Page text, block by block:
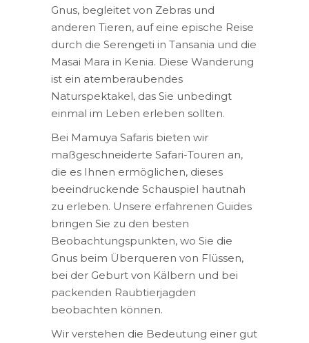
Gnus, begleitet von Zebras und
anderen Tieren, auf eine epische Reise
durch die Serengeti in Tansania und die
Masai Mara in Kenia. Diese Wanderung
ist ein atemberaubendes
Naturspektakel, das Sie unbedingt
einmal im Leben erleben sollten.
Bei Mamuya Safaris bieten wir
maßgeschneiderte Safari-Touren an,
die es Ihnen ermöglichen, dieses
beeindruckende Schauspiel hautnah
zu erleben. Unsere erfahrenen Guides
bringen Sie zu den besten
Beobachtungspunkten, wo Sie die
Gnus beim Überqueren von Flüssen,
bei der Geburt von Kälbern und bei
packenden Raubtierjagden
beobachten können.
Wir verstehen die Bedeutung einer gut